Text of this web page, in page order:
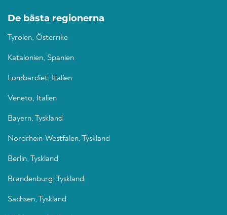
De bästa regionerna
Tyrolen, Österrike
Katalonien, Spanien
Lombardiet, Italien
Veneto, Italien
Bayern, Tyskland
Nordrhein-Westfalen, Tyskland
Berlin, Tyskland
Brandenburg, Tyskland
Sachsen, Tyskland